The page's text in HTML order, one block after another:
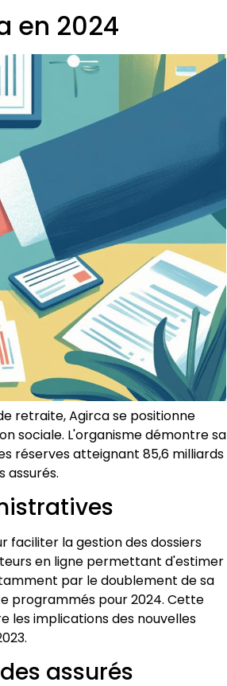
en 2024
retraite, Agirca se positionne
sociale. L'organisme démontre sa
réserves atteignant 85,6 milliards
assurés.
faciliter la gestion des dossiers
en ligne permettant d'estimer
par le doublement de sa
programmés pour 2024. Cette
les implications des nouvelles
assurés